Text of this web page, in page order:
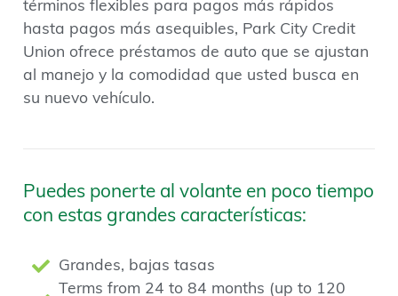
términos flexibles para pagos más rápidos
hasta pagos más asequibles, Park City Credit
Union ofrece préstamos de auto que se ajustan
al manejo y la comodidad que usted busca en
su nuevo vehículo.
Puedes ponerte al volante en poco tiempo
con estas grandes características:
Grandes, bajas tasas
Terms from 24 to 84 months (up to 120